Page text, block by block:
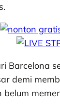
Barcelona
demi